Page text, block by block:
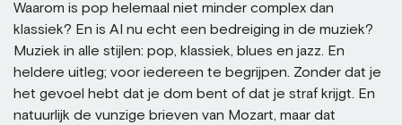
Waarom is pop helemaal niet minder complex dan
klassiek? En is AI nu echt een bedreiging in de muziek?
Muziek in alle stijlen: pop, klassiek, blues en jazz. En
heldere uitleg; voor iedereen te begrijpen. Zonder dat je
het gevoel hebt dat je dom bent of dat je straf krijgt. En
natuurlijk de vunzige brieven van Mozart, maar dat